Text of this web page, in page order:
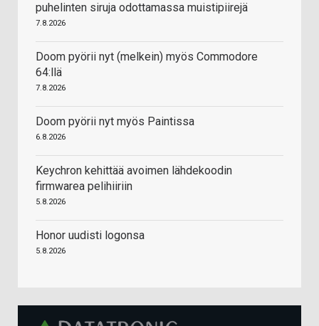
puhelinten siruja odottamassa muistipiirejä
7.8.2026
Doom pyörii nyt (melkein) myös Commodore
64:llä
7.8.2026
Doom pyörii nyt myös Paintissa
6.8.2026
Keychron kehittää avoimen lähdekoodin
firmwarea pelihiiriin
5.8.2026
Honor uudisti logonsa
5.8.2026